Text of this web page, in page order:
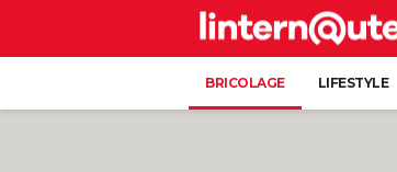
BRICOLAGE LIFESTYLE